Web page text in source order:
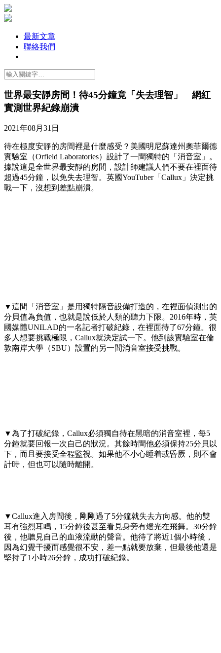
最新文章
聯絡我們
世界最安靜房間！待45分鐘竟「失去理智」 網紅
實測世界紀錄崩潰
2021年08月31日
待在極度安靜的房間裡是什麼感受？美國明尼蘇達州奧菲爾德
實驗室（Orfield Laboratories）設計了一間獨特的「消音室」。
據說這是全世界最安靜的房間，設計師建議人們不要在裡面待
超過45分鐘，以免失去理智。英國YouTuber「Callux」決定挑
戰一下，沒想到差點崩潰。
▼這間「消音室」是用獨特隔音設備打造的，在裡面偵測出的
分貝值為負值，也就是說低於人類的聽力下限。2016年時，英
國媒體UNILAD的一名記者打破紀錄，在裡面待了67分鐘。很
多人想要挑戰極限，Callux就決定試一下。他到該實驗室在倫
敦南岸大學（SBU）設置的另一間消音室接受挑戰。
▼為了打破紀錄，Callux必須獨自待在黑暗的消音室裡，每5
分鐘就要回報一次自己的狀況。其餘時間他必須保持25分貝以
下，而且要接受全程監視。如果他不小心睡着或昏厥，則不會
計時，但也可以隨時離開。
▼Callux進入房間後，剛剛過了5分鐘就失去方向感。他的雙
耳有強烈耳鳴，15分鐘後甚至看見身旁有燈光在飛舞。30分鐘
後，他聽見自己的血液流動的聲音。他待了將近1個小時後，
因為幻覺干擾而感覺很不安，差一點就要放棄，但最後他還是
堅持了1小時26分鐘，成功打破紀錄。